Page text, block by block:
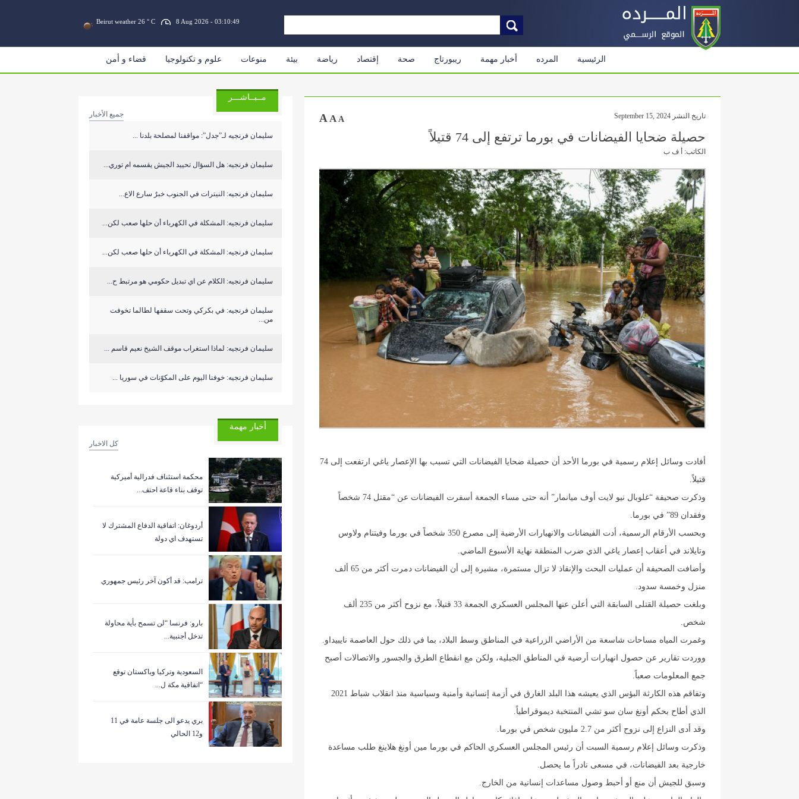
Beirut weather 26 ° C 8 Aug 2026 - 03:10:49
الرئيسية المرده أخبار مهمة ريبورتاج صحة إقتصاد رياضة بيئة منوعات علوم و تكنولوجيا قضاء و أمن
تاريخ النشر September 15, 2024 A A A
حصيلة ضحايا الفيضانات في بورما ترتفع إلى 74 قتيلاً
الكاتب: أ ف ب
أفادت وسائل إعلام رسمية في بورما الأحد أن حصيلة ضحايا الفيضانات التي تسبب بها الإعصار ياغي ارتفعت إلى 74
قتيلاً.
وذكرت صحيفة “غلوبال نيو لايت أوف ميانمار” أنه حتى مساء الجمعة أسفرت الفيضانات عن “مقتل 74 شخصاً
وفقدان 89” في بورما.
وبحسب الأرقام الرسمية، أدت الفيضانات والانهيارات الأرضية إلى مصرع 350 شخصاً في بورما وفيتنام ولاوس
وتايلاند في أعقاب إعصار ياغي الذي ضرب المنطقة نهاية الأسبوع الماضي.
وأضافت الصحيفة أن عمليات البحث والإنقاذ لا تزال مستمرة، مشيرة إلى أن الفيضانات دمرت أكثر من 65 ألف
منزل وخمسة سدود.
وبلغت حصيلة القتلى السابقة التي أعلن عنها المجلس العسكري الجمعة 33 قتيلاً، مع نزوح أكثر من 235 ألف
شخص.
وغمرت المياه مساحات شاسعة من الأراضي الزراعية في المناطق وسط البلاد، بما في ذلك حول العاصمة نايبيداو.
ووردت تقارير عن حصول انهيارات أرضية في المناطق الجبلية، ولكن مع انقطاع الطرق والجسور والاتصالات أصبح
جمع المعلومات صعباً.
وتفاقم هذه الكارثة البؤس الذي يعيشه هذا البلد الغارق في أزمة إنسانية وأمنية وسياسية منذ انقلاب شباط 2021
الذي أطاح بحكم أونغ سان سو تشي المنتخبة ديموقراطياً.
وقد أدى النزاع إلى نزوح أكثر من 2.7 مليون شخص في بورما.
وذكرت وسائل إعلام رسمية السبت أن رئيس المجلس العسكري الحاكم في بورما مين أونغ هلاينغ طلب مساعدة
خارجية بعد الفيضانات، في مسعى نادراً ما يحصل.
وسبق للجيش أن منع أو أحبط وصول مساعدات إنسانية من الخارج.
مــبــاشـــر
جميع الأخبار
سليمان فرنجيه لـ”جدل”: مواقفنا لمصلحة بلدنا ...
سليمان فرنجيه: هل السؤال تحييد الجيش يقسمه ام توري...
سليمان فرنجيه: النيترات في الجنوب خبرٌ سارع الاع...
سليمان فرنجيه: المشكلة في الكهرباء أن حلها صعب لكن...
سليمان فرنجيه: المشكلة في الكهرباء أن حلها صعب لكن...
سليمان فرنجيه: الكلام عن اي تبديل حكومي هو مرتبط ح...
سليمان فرنجيه: في بكركي وتحت سقفها لطالما تخوفت
من...
سليمان فرنجيه: لماذا استغراب موقف الشيخ نعيم قاسم ...
سليمان فرنجيه: خوفنا اليوم على المكوّنات في سوريا ...
أخبار مهمة
كل الاخبار
‏محكمة استئناف فدرالية أميركية
توقف بناء قاعة احتف...
أردوغان: اتفاقية الدفاع المشترك لا
تستهدف اي دولة
ترامب: قد أكون آخر رئيس جمهوري
بارو: فرنسا “لن تسمح بأية محاولة
تدخل أجنبية...
السعودية وتركيا وباكستان توقع
“اتفاقية مكة ل...
بري يدعو الى جلسة عامة في 11
و12 الحالي